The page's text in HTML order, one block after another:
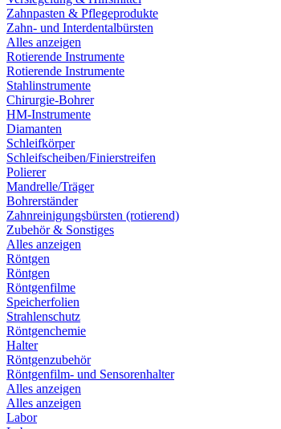
Zahnpasten & Pflegeprodukte
Zahn- und Interdentalbürsten
Alles anzeigen
Rotierende Instrumente
Rotierende Instrumente
Stahlinstrumente
Chirurgie-Bohrer
HM-Instrumente
Diamanten
Schleifkörper
Schleifscheiben/Finierstreifen
Polierer
Mandrelle/Träger
Bohrerständer
Zahnreinigungsbürsten (rotierend)
Zubehör & Sonstiges
Alles anzeigen
Röntgen
Röntgen
Röntgenfilme
Speicherfolien
Strahlenschutz
Röntgenchemie
Halter
Röntgenzubehör
Röntgenfilm- und Sensorenhalter
Alles anzeigen
Alles anzeigen
Labor